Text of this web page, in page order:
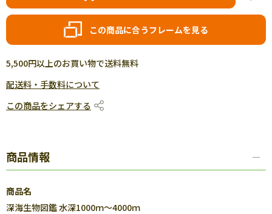
この商品に合うフレームを見る
5,500円以上のお買い物で送料無料
配送料・手数料について
この商品をシェアする
商品情報
商品名
深海生物図鑑 水深1000ｍ～4000ｍ